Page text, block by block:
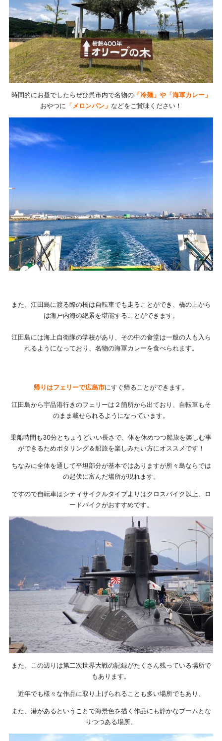
時間的にお昼でしたらぜひ呉市内で名物の「冷麺」や「海軍カレー」
おやつに 「メロンパン」 などをご賞味ください！
また、江田島に渡る際の橋は自転車でも走ることができ、橋の上から
は瀬戸内海の絶景を堪能することができます。
江田島には海上自衛隊の学校があり、その中の食堂は一般の人も入ら
れるようになっており、名物の海軍カレーを食べられます。
帰りはフェリーで広島市にすぐ帰ることができます。
江田島から宇品港行きのフェリーは２箇所から出ており、自転車もそ
のまま載せられるようになっています。
乗船時間も30分とちょうどいい長さで、体を休めつつ船旅を楽しむ事
ができるためポタリング＆船旅を楽しみたい方にオススメです！
ちなみに全体を通して平坦部分が基本ではありますが所々島ならでは
の起伏に富んだ場所が現れます。
ですので自転車はシティサイクルタイプよりはクロスバイク以上、ロ
ードバイクがおすすめです。
また、この辺りは第二次世界大戦の記録がたくさん残っている場所で
もあります。
近年でも様々な作品に取り上げられることも多い場所でもあり、
また、港があるということで海景色を描く作品にも静かなブームとな
りつつある場所。